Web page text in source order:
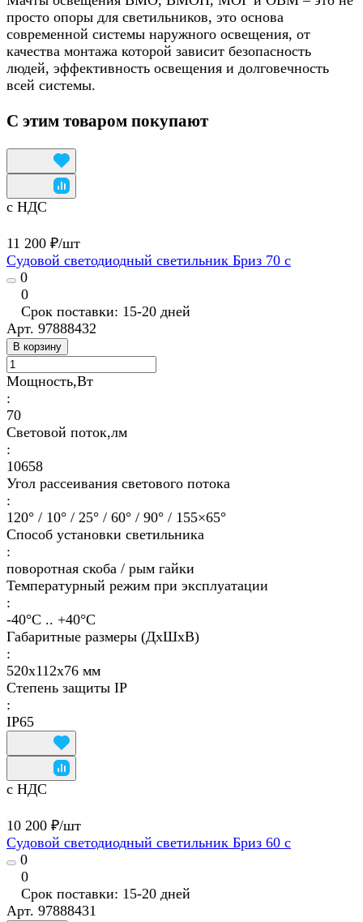
просто опоры для светильников, это основа
современной системы наружного освещения, от
качества монтажа которой зависит безопасность
людей, эффективность освещения и долговечность
всей системы.
С этим товаром покупают
с НДС
11 200 ₽/шт
Судовой светодиодный светильник Бриз 70 с
0
0
Срок поставки: 15-20 дней
Арт. 97888432
В корзину
Мощность,Вт
:
70
Световой поток,лм
:
10658
Угол рассеивания светового потока
:
120° / 10° / 25° / 60° / 90° / 155×65°
Способ установки светильника
:
поворотная скоба / рым гайки
Температурный режим при эксплуатации
:
-40°С .. +40°C
Габаритные размеры (ДхШхВ)
:
520х112х76 мм
Степень защиты IP
:
IP65
с НДС
10 200 ₽/шт
Судовой светодиодный светильник Бриз 60 с
0
0
Срок поставки: 15-20 дней
Арт. 97888431